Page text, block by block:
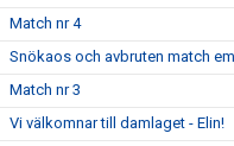
Match nr 4
Snökaos och avbruten match
Match nr 3
Vi välkomnar till damlaget - Elin!